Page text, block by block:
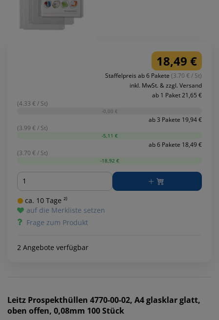
18,49 €
Staffelpreis ab 6 Pakete (3.70 € / St)
inkl. MwSt. & zzgl. Versand
ab 1 Paket 21,65 €
(4.33 € / St)
-0,00 €
ab 3 Pakete 19,94 €
(3.99 € / St)
-5,11 €
ab 6 Pakete 18,49 €
(3.70 € / St)
-18,92 €
Menge
ca. 10 Tage ²⁾
auf die Merkliste setzen
Frage zum Produkt
2 Angebote verfügbar
Leitz Prospekthüllen 4770-00-02, A4 glasklar glatt,
oben offen, 0,08mm 100 Stück